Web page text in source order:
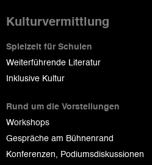
Kulturvermittlung
Spielzeit für Schulen
Weiterführende Literatur
Inklusive Kultur
Rund um die Vorstellungen
Workshops
Gespräche am Bühnenrand
Konferenzen, Podiumsdiskussionen